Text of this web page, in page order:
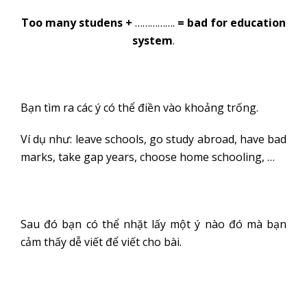
Too many studens + ……………. = bad for education
system.
Bạn tìm ra các ý có thể điền vào khoảng trống.
Ví dụ như: leave schools, go study abroad, have bad
marks, take gap years, choose home schooling, …
Sau đó bạn có thể nhặt lấy một ý nào đó mà bạn
cảm thấy dễ viết để viết cho bài.